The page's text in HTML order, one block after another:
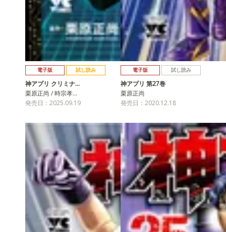
電子版 試し読み
神アプリ クリミナ…
栗原正尚 / 時宗孝…
発売日：2025.09.19
電子版 試し読み
神アプリ 第27巻
栗原正尚
発売日：2020.12.18